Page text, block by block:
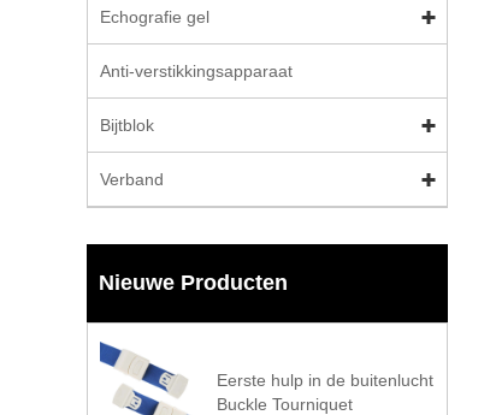
Echografie gel
Anti-verstikkingsapparaat
Bijtblok
Verband
Nieuwe Producten
Eerste hulp in de buitenlucht
Buckle Tourniquet